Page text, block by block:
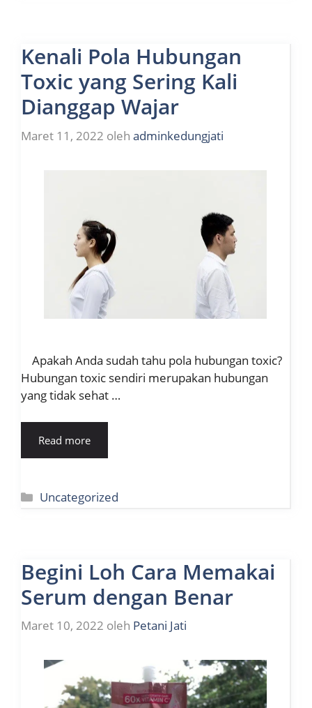
Kenali Pola Hubungan
Toxic yang Sering Kali
Dianggap Wajar
Maret 11, 2022 oleh adminkedungjati
Apakah Anda sudah tahu pola hubungan toxic?
Hubungan toxic sendiri merupakan hubungan
yang tidak sehat …
Read more
Kategori
Uncategorized
Begini Loh Cara Memakai
Serum dengan Benar
Maret 10, 2022 oleh Petani Jati